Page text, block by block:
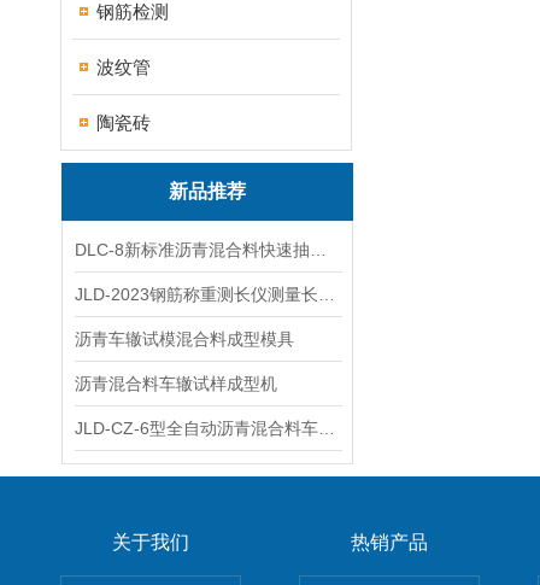
钢筋检测
波纹管
陶瓷砖
新品推荐
沥青车辙试模混合料成型模具
沥青混合料车辙试样成型机
关于我们 热销产品